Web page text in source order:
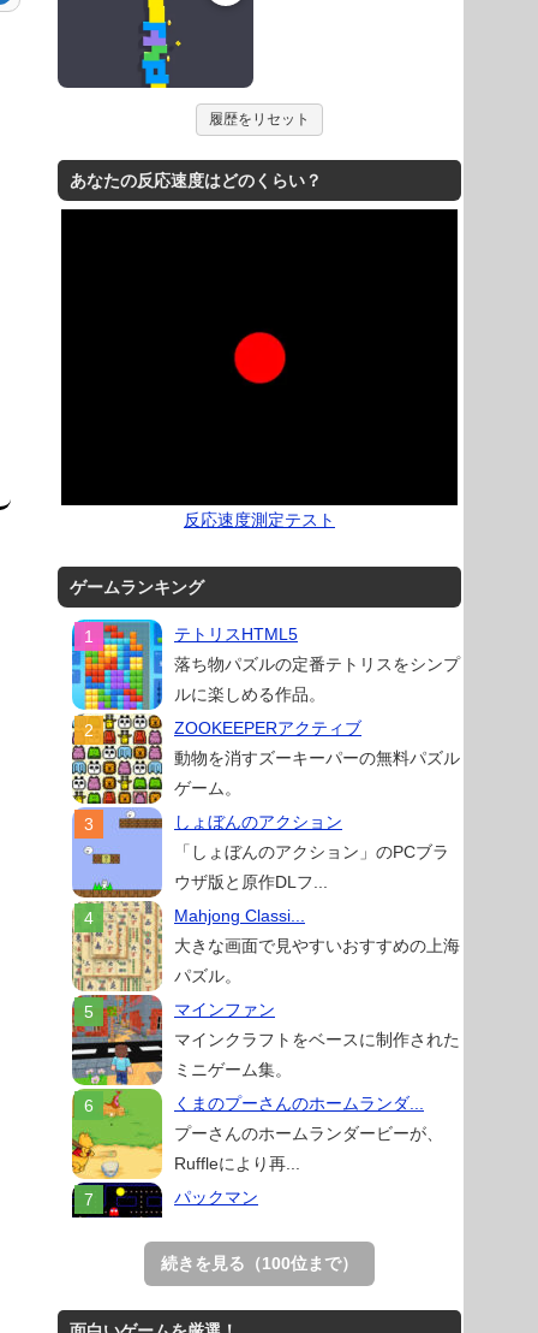
履歴をリセット
あなたの反応速度はどのくらい？
反応速度測定テスト
ゲームランキング
テトリスHTML5
落ち物パズルの定番テトリスをシンプ
ルに楽しめる作品。
ZOOKEEPERアクティブ
動物を消すズーキーパーの無料パズル
ゲーム。
しょぼんのアクション
「しょぼんのアクション」のPCブラ
ウザ版と原作DLフ...
Mahjong Classi...
大きな画面で見やすいおすすめの上海
パズル。
マインファン
マインクラフトをベースに制作された
ミニゲーム集。
くまのプーさんのホームランダ...
プーさんのホームランダービーが、
Ruffleにより再...
パックマン
ブラウザゲーム。
スイカゲーム 無料Web版
スイカゲームをスクラッチで再現した
続きを見る（100位まで）